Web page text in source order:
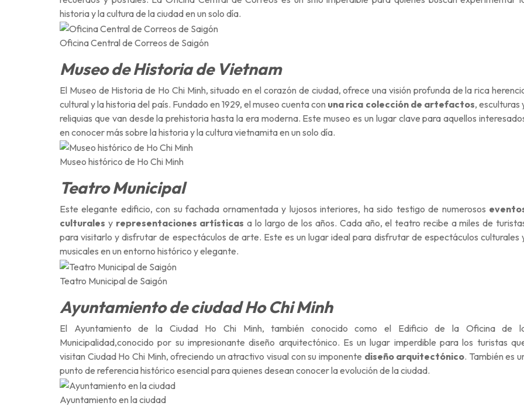
historia y la culturade la ciudad en un solo día.
Oficina Central de Correos de Saigón
Museo de Historia de Vietnam
El Museo de Historia de Ho Chi Minh, situado en el corazón de ciudad, ofrece una visión profunda de la rica
cultural y la historia del país. Fundado en 1929, el museo cuenta con una rica colección de artefactos, esculturas
reliquias que van desde la prehistoria hasta la era moderna. Este museo es un lugar clave para aquellos
en conocer más sobre la historia y la cultura vietnamita en un solo día.
Museo histórico de Ho Chi Minh
Teatro Municipal
Este elegante edificio, con su fachada ornamentada y lujosos interiores, ha sido testigo de numerosos
culturales y representaciones artísticasa lo largo de los años. Cada año, el teatro recibe a miles de
para visitarlo y disfrutar de espectáculos de arte. Este es un lugar ideal para disfrutar de espectáculos culturales
musicales en un entorno histórico y elegante.
Teatro Municipal de Saigón
Ayuntamiento de ciudad Ho Chi Minh
El Ayuntamiento de la Ciudad Ho Chi Minh, también conocido como el Edificio de la Oficina de
Municipalidad,conocido por su impresionante diseño arquitectónico. Es un lugar imperdible para los turistas
visitan Ciudad Ho Chi Minh, ofreciendo un atractivo visual con su imponente diseño arquitectónico. También es
punto de referencia histórico esencial para quienes desean conocer la evolución de la ciudad.
Ayuntamiento en la ciudad